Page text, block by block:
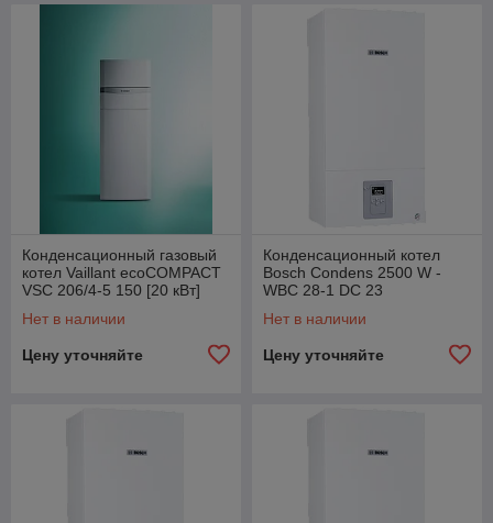
Конденсационный газовый
котел Vaillant ecoCOMPACT
VSC 206/4-5 150 [20 кВт]
Нет в наличии
Цену уточняйте
Конденсационный котел
Bosch Condens 2500 W -
WBC 28-1 DC 23
Нет в наличии
Цену уточняйте